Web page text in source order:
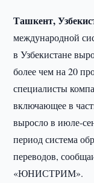
Ташкент,
международной
в Узбекистане
более чем на 20
специалисты
включающее в
выросло в июле-
период система
переводов,
«ЮНИСТРИМ».